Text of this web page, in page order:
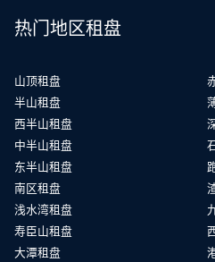
热门地区租盘
山顶租盘
半山租盘
西半山租盘
中半山租盘
东半山租盘
南区租盘
浅水湾租盘
寿臣山租盘
大潭租盘